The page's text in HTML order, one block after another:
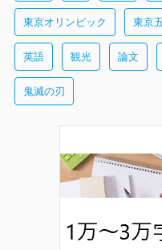
東京オリンピック 東京
英語 観光 論文
鬼滅の刃